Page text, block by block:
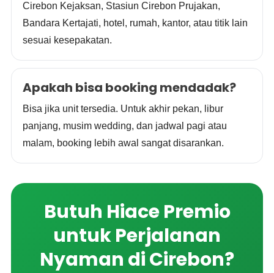
Cirebon Kejaksan, Stasiun Cirebon Prujakan,
Bandara Kertajati, hotel, rumah, kantor, atau titik lain
sesuai kesepakatan.
Apakah bisa booking mendadak?
Bisa jika unit tersedia. Untuk akhir pekan, libur
panjang, musim wedding, dan jadwal pagi atau
malam, booking lebih awal sangat disarankan.
Butuh Hiace Premio
untuk Perjalanan
Nyaman di Cirebon?